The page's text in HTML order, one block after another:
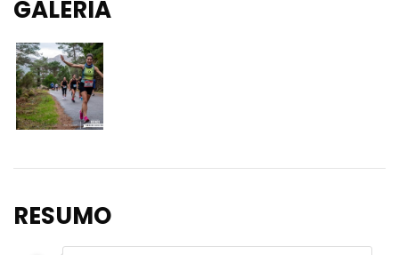
GALERIA
RESUMO